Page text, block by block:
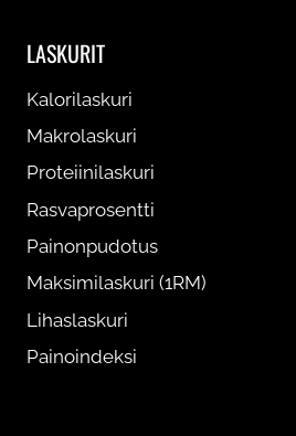
LASKURIT
Kalorilaskuri
Makrolaskuri
Proteiinilaskuri
Rasvaprosentti
Painonpudotus
Maksimilaskuri (1RM)
Lihaslaskuri
Painoindeksi